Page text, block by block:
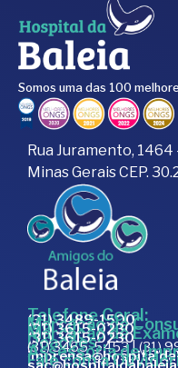
Somos uma das 100
Rua Juramento,
Minas Gerais CEP.
Telefone Geral:
(31) 3489-1500
Marcação de
(31) 3615-0230
Marcação de
(31) 3615-0230
Doações:
(31) 3465-5453 | (31)
Assessoria de
Fale com a